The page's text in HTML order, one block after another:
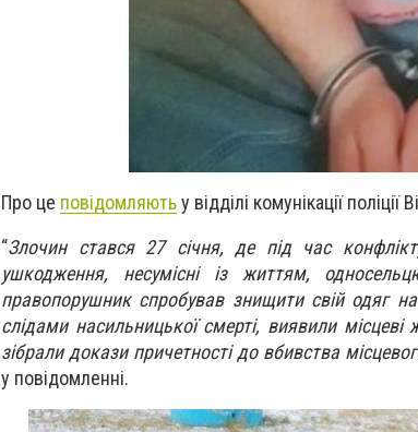
Про це повідомляютьу відділі комунікації поліції
“Злочин стався 27 січня, де під час
ушкодження, несумісні із життям,
правопорушник спробував знищити свій одяг
слідами насильницької смерті, виявили
зібрали докази причетності до вбивства
у повідомленні.